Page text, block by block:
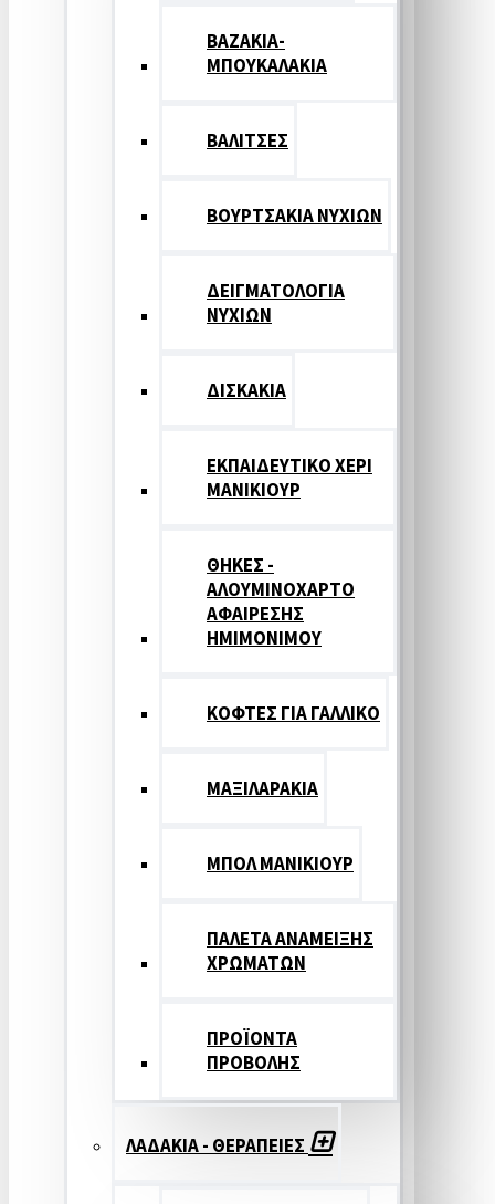
ΒΑΖΑΚΙΑ-
ΜΠΟΥΚΑΛΑΚΙΑ
ΒΑΛΙΤΣΕΣ
ΒΟΥΡΤΣΑΚΙΑ ΝΥΧΙΩΝ
ΔΕΙΓΜΑΤΟΛΟΓΙΑ
ΝΥΧΙΩΝ
ΔΙΣΚΑΚΙΑ
ΕΚΠΑΙΔΕΥΤΙΚΟ ΧΕΡΙ
ΜΑΝΙΚΙΟΥΡ
ΘΗΚΕΣ -
ΑΛΟΥΜΙΝΟΧΑΡΤΟ
ΑΦΑΙΡΕΣΗΣ
ΗΜΙΜΟΝΙΜΟΥ
ΚΟΦΤΕΣ ΓΙΑ ΓΑΛΛΙΚΟ
ΜΑΞΙΛΑΡΑΚΙΑ
ΜΠΟΛ ΜΑΝΙΚΙΟΥΡ
ΠΑΛΕΤΑ ΑΝΑΜΕΙΞΗΣ
ΧΡΩΜΑΤΩΝ
ΠΡΟΪΟΝΤΑ
ΠΡΟΒΟΛΗΣ
ΛΑΔΑΚΙΑ - ΘΕΡΑΠΕΙΕΣ